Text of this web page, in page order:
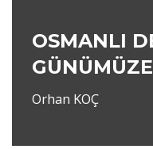
OSMANLI
Orhan KOÇ